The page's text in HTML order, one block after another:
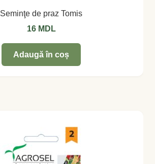
Seminţe de praz Tomis
16 MDL
Adaugă în coș